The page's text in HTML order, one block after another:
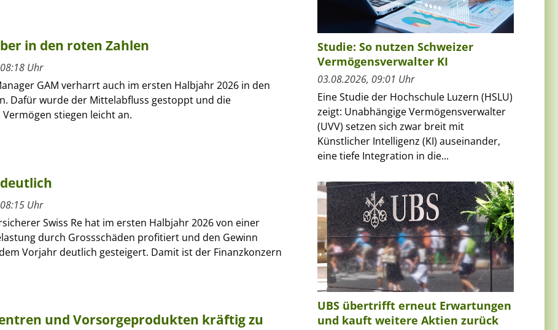
in den roten Zahlen
Uhr
GAM verharrt auch im ersten Halbjahr 2026 in den
Dafür wurde der Mittelabfluss gestoppt und die
stiegen leicht an.
Uhr
Swiss Re hat im ersten Halbjahr 2026 von einer
durch Grossschäden profitiert und den Gewinn
Vorjahr deutlich gesteigert. Damit ist der Finanzkonzern
und Vorsorgeprodukten kräftig zu
Studie: So nutzen Schweizer
Vermögensverwalter KI
03.08.2026, 09:01 Uhr
Eine Studie der Hochschule Luzern (HSLU)
zeigt: Unabhängige Vermögensverwalter
(UVV) setzen sich zwar breit mit
Künstlicher Intelligenz (KI) auseinander,
eine tiefe Integration in die...
UBS übertrifft erneut Erwartungen
und kauft weitere Aktien zurück